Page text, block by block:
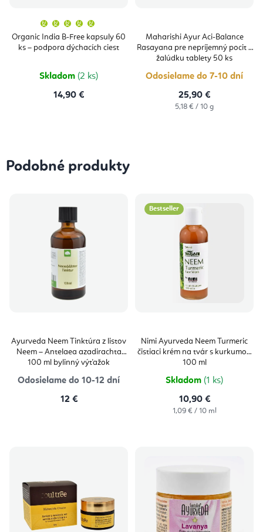
Organic India B-Free kapsuly 60
ks – podpora dýchacích ciest
produktu
je
5,0
hviezdičiek.
Skladom (2 ks)
14,90 €
Maharishi Ayur Aci-Balance
Rasayana pre nepríjemný pocit v
žalúdku tablety 50 ks
Odosielame do 7-10 dní
25,90 €
Jednotková
5,18 € / 10 g
Podobné produkty
Ayurveda Neem Tinktúra z listov
Neem – Antelaea azadirachta
100 ml bylinný výťažok
Odosielame do 10-12 dní
12 €
Bestseller
Nimi Ayurveda Neem Turmeric
čistiaci krém na tvár s kurkumou
100 ml
Skladom (1 ks)
10,90 €
Jednotková
1,09 € / 10 ml